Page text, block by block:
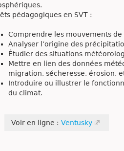
pédagogiques en SVT :
Comprendre les mouvements
Analyser l’origine des
Étudier des situations
Mettre en lien des données
migration, sécheresse, érosion,
Introduire ou illustrer le
du climat.
Voir en ligne :Ventusky